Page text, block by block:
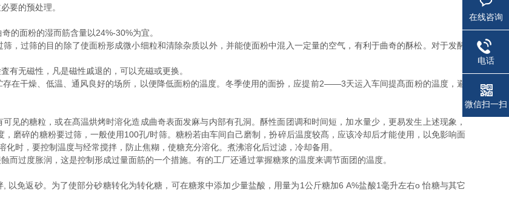
要的预处理。
的面粉的湿而筋含量以24%-30%为宜。
，过筛的目的除了使面粉形成微小细粒和清除杂质以外，并能使面粉中混入一定量的空气，有利于曲奇的酥松。对于发酵
有无磁性，凡是磁性戚退的，可以充磁或更换。
在干燥、低温、通风良好的场所，以便降低面粉的温度。冬季使用的面扮，应提前2——3天运入车间提髙面粉的温度，避
见的糖粒，或在髙温烘烤时溶化造成曲奇表面发麻与内部有孔洞。酥性面团调和时间短，加水量少，更易发生上述现象，
磨碎的糖粉要过筛，一般使用100孔/时筛。糖粉若由车间自己磨制，扮碎后温度较髙，应该冷却后才能使用，以免影响面
时，要控制温度与经常搅拌，防止焦糊，使糖充分溶化。煮沸溶化后过滤，冷却备用。
过度胀润，这是控制形成过量面筋的一个措施。有的工厂还通过掌握糖浆的温度来调节面团的温度。
以免返砂。为了使部分砂糖转化为转化糖，可在糖浆中添加少量盐酸，用量为1公斤糖加6 A%盐酸1毫升左右o 怡糖与其它
在线咨询
电话
微信扫一扫